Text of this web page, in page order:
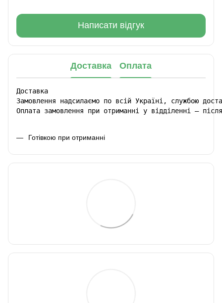
Написати відгук
Доставка Оплата
Доставка
Замовлення надсилаємо по всій Україні, службою
Оплата замовлення при отриманні у відділенні –
Готівкою при отриманні